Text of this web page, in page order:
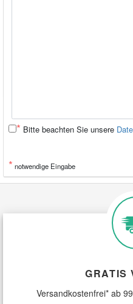
* Bitte beachten Sie unsere
* notwendige Eingabe
GRATIS
Versandkostenfrei* ab